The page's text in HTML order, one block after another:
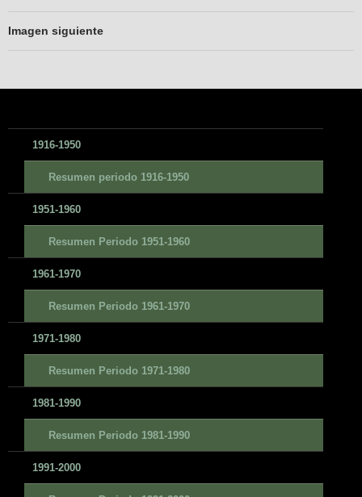
Imagen siguiente
1916-1950
Resumen periodo 1916-1950
1951-1960
Resumen Periodo 1951-1960
1961-1970
Resumen Periodo 1961-1970
1971-1980
Resumen Periodo 1971-1980
1981-1990
Resumen Periodo 1981-1990
1991-2000